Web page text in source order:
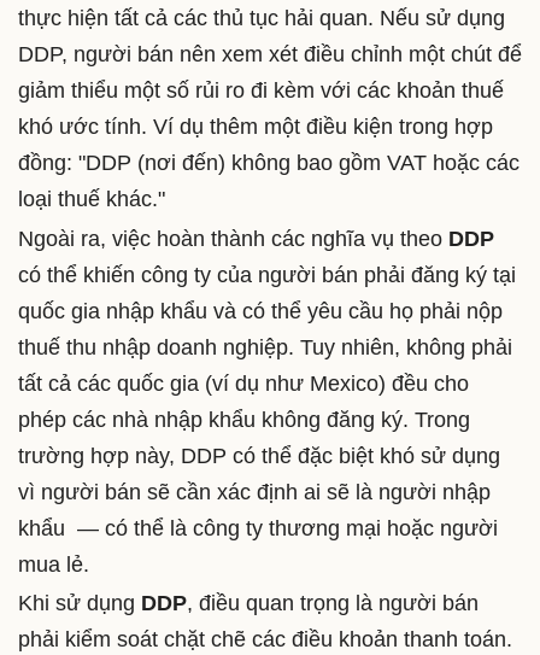
thực hiện tất cả các thủ tục hải quan. Nếu sử dụng
DDP, người bán nên xem xét điều chỉnh một chút để
giảm thiểu một số rủi ro đi kèm với các khoản thuế
khó ước tính. Ví dụ thêm một điều kiện trong hợp
đồng: "DDP (nơi đến) không bao gồm VAT hoặc các
loại thuế khác."
Ngoài ra, việc hoàn thành các nghĩa vụ theo DDP
có thể khiến công ty của người bán phải đăng ký tại
quốc gia nhập khẩu và có thể yêu cầu họ phải nộp
thuế thu nhập doanh nghiệp. Tuy nhiên, không phải
tất cả các quốc gia (ví dụ như Mexico) đều cho
phép các nhà nhập khẩu không đăng ký. Trong
trường hợp này, DDP có thể đặc biệt khó sử dụng
vì người bán sẽ cần xác định ai sẽ là người nhập
khẩu — có thể là công ty thương mại hoặc người
mua lẻ.
Khi sử dụng DDP, điều quan trọng là người bán
phải kiểm soát chặt chẽ các điều khoản thanh toán.